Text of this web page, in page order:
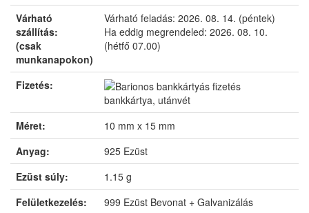
Várható
szállítás:
(csak
munkanapokon)
Várható feladás: 2026. 08. 14. (péntek)
Ha eddig megrendeled: 2026. 08. 10.
(hétfő 07.00)
Fizetés:
bankkártya, utánvét
Méret:
10 mm x 15 mm
Anyag:
925 Ezüst
Ezüst súly:
1.15 g
Felületkezelés:
999 Ezüst Bevonat + Galvanizálás